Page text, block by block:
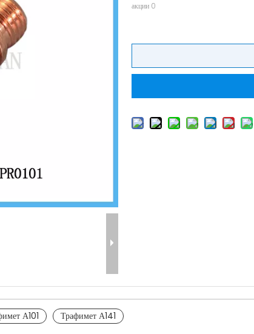
акции 0
А101 Трафимет А141